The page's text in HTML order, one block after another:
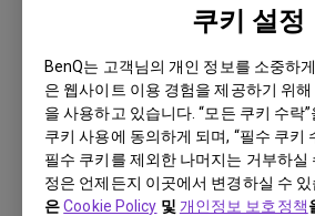
쿠키 설정
BenQ는 고객님의 개인 정보를 소중하
은 웹사이트 이용 경험을 제공하기 위
을 사용하고 있습니다. “모든 쿠키 수락
쿠키 사용에 동의하게 되며, “필수 쿠키
필수 쿠키를 제외한 나머지는 거부하실
정은 언제든지 이곳에서 변경하실 수 있
은Cookie Policy 및 개인정보 보호정책
모니터는 언제 Pixel Refresh 기능
하나요?
Smart Game Art가 활성화되었
할 수 있나요?